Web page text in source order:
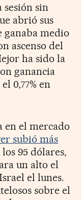
sesión sin
abrió sus
ganaba medio
ascenso del
ha sido la
ganancia
0,77% en
en el mercado
subió más
95 dólares,
un alto el
el lunes.
sobre el